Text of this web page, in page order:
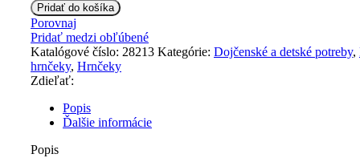
BabyOno
Hrnček
sa
slamkou,
12m
+
Pridať do košíka
Porovnaj
Pridať medzi obľúbené
Katalógové číslo: 28213 Kategórie: Dojčenské a detské potreby,
hrnčeky, Hrnčeky
Zdieľať:
Popis
Ďalšie informácie
Popis